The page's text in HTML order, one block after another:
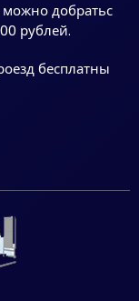
можно добратьс
рублей.
бесплатны